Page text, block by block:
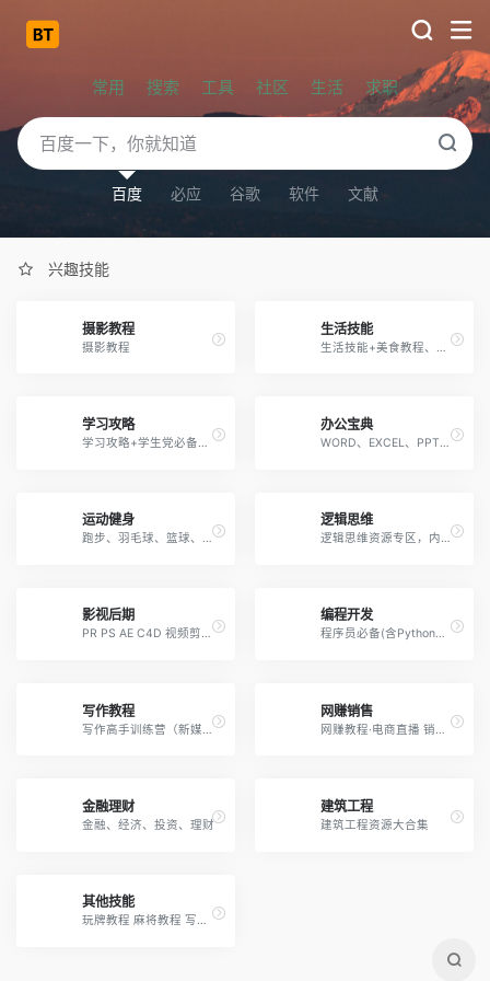
常用 搜索 工具 社区 生活 求职
百度 必应 谷歌 软件 文献
兴趣技能
摄影教程
摄影教程
生活技能
生活技能+美食教程、社交沟通、驾考宝典、电脑维修、恋爱教程、急救教程、恋爱教程、成人教程等等，每个人都值得来看一看学一学
学习攻略
学习攻略+学生党必备（各种学霸学习方法教程）
办公宝典
WORD、EXCEL、PPT教程、各行各业模板大全与HR人力资源工具包等办公必备资源
运动健身
跑步、羽毛球、篮球、瑜伽、滑板、游泳、武术、排球、八段锦、健身等等
逻辑思维
逻辑思维资源专区，内含：《罗辑思维》视频全四季205集 《阅读的方法》罗振宇 【1.3GB】向顶尖咨询顾问学习逻辑思维与PPT【完结】 【互联网思维的逻辑】朱岩教授清华大学经济管理...
影视后期
PR PS AE C4D 视频剪辑 自媒体 B站 抖音 短视频 绿幕素材库等
编程开发
程序员必备(含Python、Java、C、C++等等60门编程语言,包含时下最火的人工智能）
写作教程
写作高手训练营（新媒体运营必备）近100门课程大合集
网赚销售
网赚教程·电商直播 销售营销·快速吸金 赚钱秘籍·读书变现
金融理财
金融、经济、投资、理财
建筑工程
建筑工程资源大合集
其他技能
玩牌教程 麻将教程 写作教程 设计教程 手语教程 手办教程 声乐教程 推理教程 魔方教程 数独教程等等